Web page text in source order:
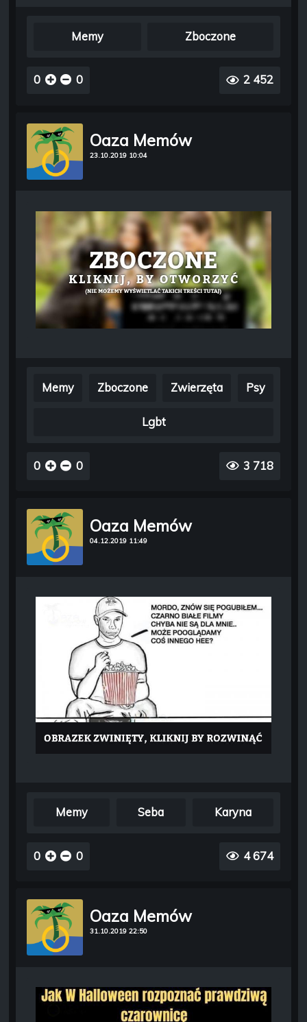
Memy Zboczone
0 0 2 452
Oaza Memów
23.10.2019 10:04
Memy Zboczone Zwierzęta Psy
Lgbt
0 0 3 718
Oaza Memów
04.12.2019 11:49
Memy Seba Karyna
0 0 4 674
Oaza Memów
31.10.2019 22:50